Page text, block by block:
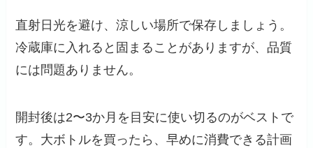
直射日光を避け、涼しい場所で保存しましょう。
冷蔵庫に入れると固まることがありますが、品質
には問題ありません。
開封後は2〜3か月を目安に使い切るのがベストで
す。大ボトルを買ったら、早めに消費できる計画